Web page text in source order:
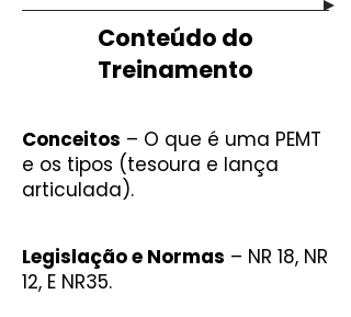
Conteúdo do
Treinamento
Conceitos – O que é uma PEMT
e os tipos (tesoura e lança
articulada).
Legislação e Normas – NR 18, NR
12, E NR35.